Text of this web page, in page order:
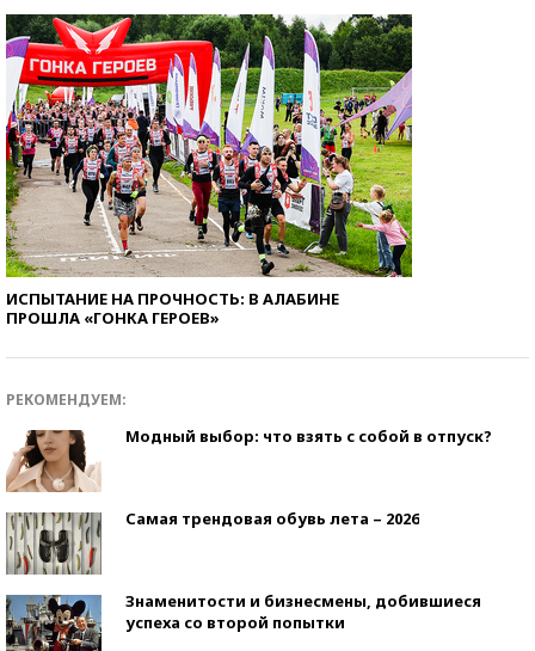
ИСПЫТАНИЕ НА ПРОЧНОСТЬ: В АЛАБИНЕ
ПРОШЛА «ГОНКА ГЕРОЕВ»
РЕКОМЕНДУЕМ:
Модный выбор: что взять с собой в отпуск?
Самая трендовая обувь лета – 2026
Знаменитости и бизнесмены, добившиеся
успеха со второй попытки